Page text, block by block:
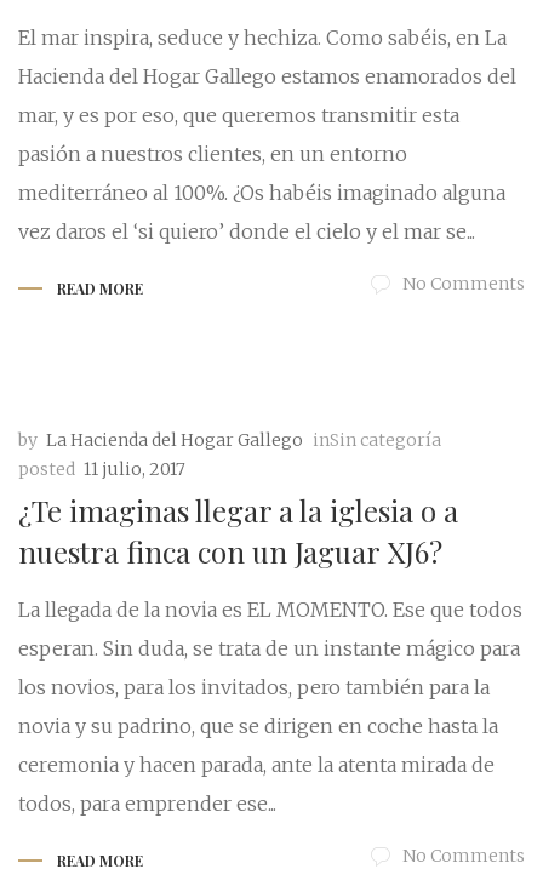
El mar inspira, seduce y hechiza. Como sabéis, en La
Hacienda del Hogar Gallego estamos enamorados del
mar, y es por eso, que queremos transmitir esta
pasión a nuestros clientes, en un entorno
mediterráneo al 100%. ¿Os habéis imaginado alguna
vez daros el ‘si quiero’ donde el cielo y el mar se...
READ MORE No Comments
by La Hacienda del Hogar Gallego inSin categoría
posted 11 julio, 2017
¿Te imaginas llegar a la iglesia o a
nuestra finca con un Jaguar XJ6?
La llegada de la novia es EL MOMENTO. Ese que todos
esperan. Sin duda, se trata de un instante mágico para
los novios, para los invitados, pero también para la
novia y su padrino, que se dirigen en coche hasta la
ceremonia y hacen parada, ante la atenta mirada de
todos, para emprender ese...
READ MORE No Comments